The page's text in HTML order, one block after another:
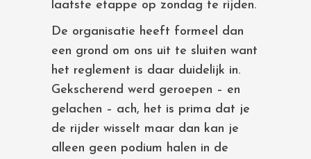
laatste etappe op zondag te rijden.
De organisatie heeft formeel dan
een grond om ons uit te sluiten want
het reglement is daar duidelijk in.
Gekscherend werd geroepen – en
gelachen – ach, het is prima dat je
de rijder wisselt maar dan kan je
alleen geen podium halen in de